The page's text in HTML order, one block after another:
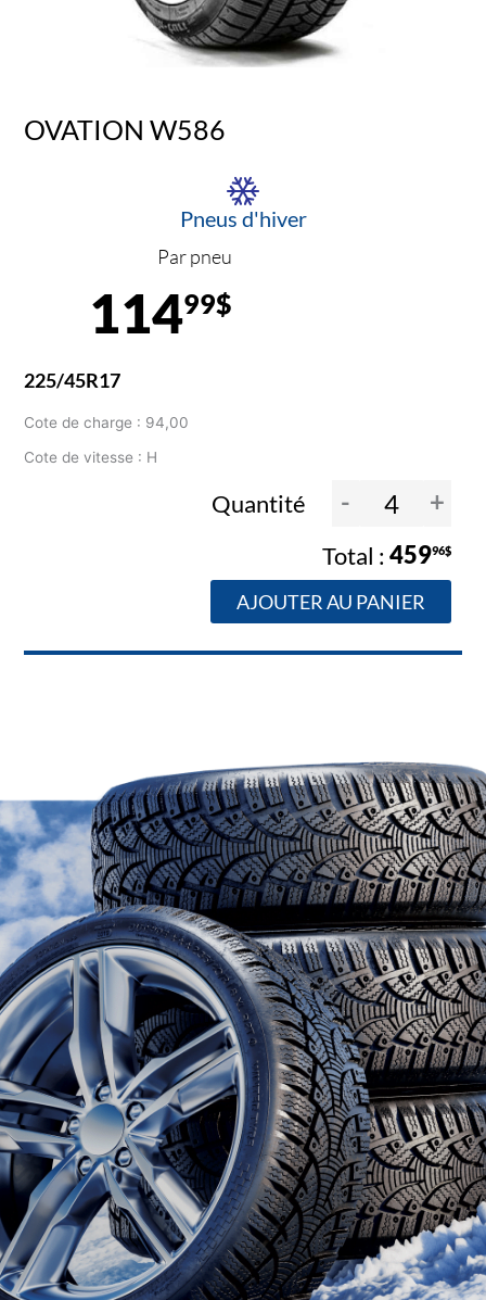
OVATION W586
Pneus d'hiver
Par pneu
11499$
225/45R17
Cote de charge : 94,00
Cote de vitesse : H
Quantité - +
45996$
AJOUTER AU PANIER